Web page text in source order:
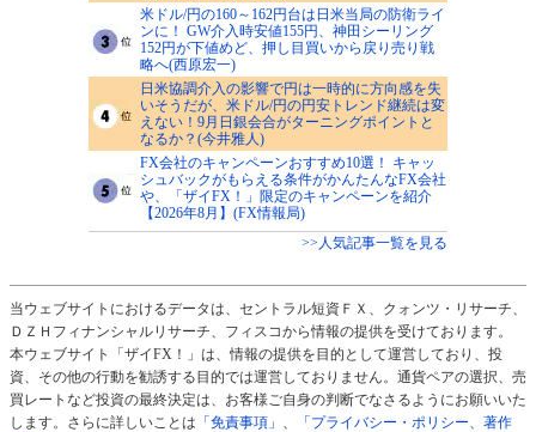
米ドル/円の160～162円台は日米当局の防衛ライ
ンに！ GW介入時安値155円、神田シーリング
152円が下値めど、押し目買いから戻り売り戦
略へ(西原宏一)
日米協調介入の影響で円は一時的に方向感を失
いそうだが、米ドル/円の円安トレンド継続は変
えない！9月日銀会合がターニングポイントと
なるか？(今井雅人)
FX会社のキャンペーンおすすめ10選！ キャッ
シュバックがもらえる条件がかんたんなFX会社
や、「ザイFX！」限定のキャンペーンを紹介
【2026年8月】(FX情報局)
>>人気記事一覧を見る
当ウェブサイトにおけるデータは、セントラル短資ＦＸ、クォンツ・リサーチ、
ＤＺＨフィナンシャルリサーチ、フィスコから情報の提供を受けております。
本ウェブサイト「ザイFX！」は、情報の提供を目的として運営しており、投
資、その他の行動を勧誘する目的では運営しておりません。通貨ペアの選択、売
買レートなど投資の最終決定は、お客様ご自身の判断でなさるようにお願いいた
します。さらに詳しいことは 「免責事項」
「プライバシー・ポリシー、著作